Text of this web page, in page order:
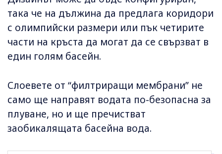
така че на дължина да предлага коридори
с олимпийски размери или пък четирите
части на кръста да могат да се свързват в
един голям басейн.
Слоевете от “филтриращи мембрани” не
само ще направят водата по-безопасна за
плуване, но и ще пречистват
заобикалящата басейна вода.